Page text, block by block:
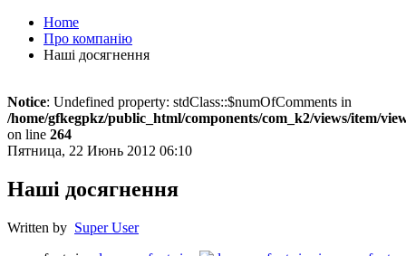
Home
Про компанію
Наші досягнення
Notice: Undefined property: stdClass::$numOfComments in
/home/gfkegpkz/public_html/components/com_k2/views/item/
on line 264
Пятница, 22 Июнь 2012 06:10
Наші досягнення
Written by Super User